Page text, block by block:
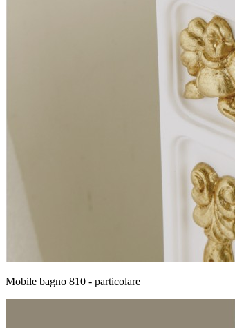
Mobile bagno 810 - particolare